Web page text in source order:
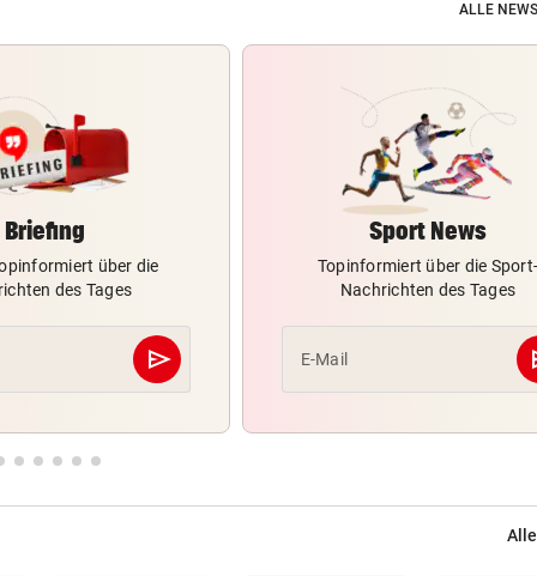
ALLE
Briefing
über die
des Tages
send
Abschicken
Sport News
Topinformiert über die Sport-
Nachrichten des Tages
E-Mail